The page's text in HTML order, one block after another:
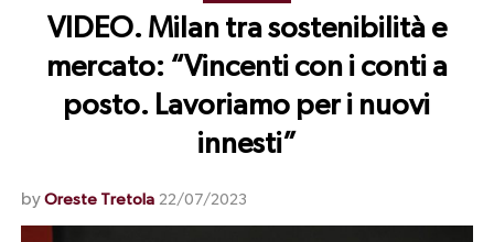
VIDEO. Milan tra sostenibilità e
mercato: “Vincenti con i conti a
posto. Lavoriamo per i nuovi
innesti”
by Oreste Tretola 22/07/2023